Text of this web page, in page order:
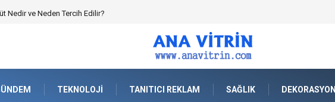
plant (Soğuk Asfalt Plenti) ile Yol Yapımında Çevreci ve Ekonomik Üretim
TEKNOLOJI TANITICI REKLAM SAĞLIK DEKORASYON